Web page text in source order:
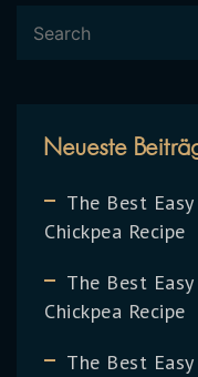
Neueste
The Best
Chickpea Recipe
The Best
Chickpea Recipe
The Best